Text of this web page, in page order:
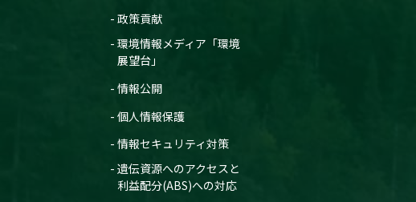
政策貢献
環境情報メディア「環境
展望台」
情報公開
個人情報保護
情報セキュリティ対策
遺伝資源へのアクセスと
利益配分(ABS)への対応